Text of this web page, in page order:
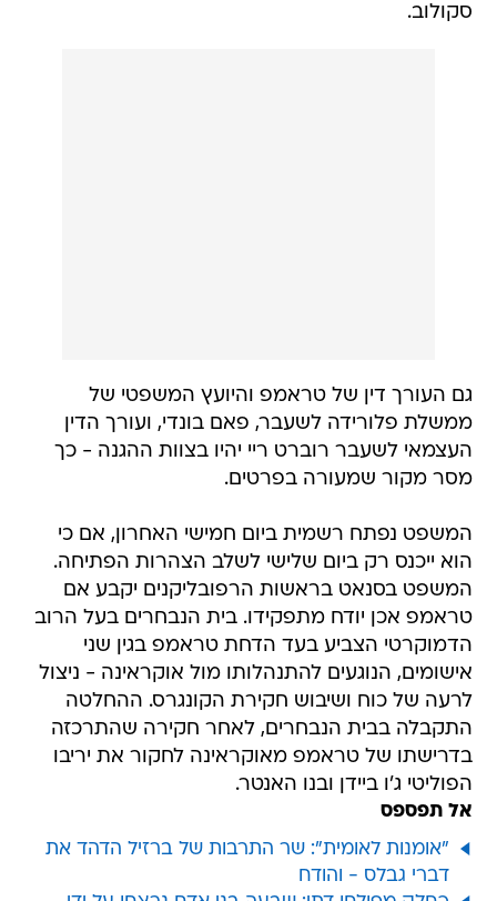
סקולוב.
גם העורך דין של טראמפ והיועץ המשפטי של
ממשלת פלורידה לשעבר, פאם בונדי, ועורך הדין
העצמאי לשעבר רוברט ריי יהיו בצוות ההגנה - כך
מסר מקור שמעורה בפרטים.
המשפט נפתח רשמית ביום חמישי האחרון, אם כי
הוא ייכנס רק ביום שלישי לשלב הצהרות הפתיחה.
המשפט בסנאט בראשות הרפובליקנים יקבע אם
טראמפ אכן יודח מתפקידו. בית הנבחרים בעל הרוב
הדמוקרטי הצביע בעד הדחת טראמפ בגין שני
אישומים, הנוגעים להתנהלותו מול אוקראינה - ניצול
לרעה של כוח ושיבוש חקירת הקונגרס. ההחלטה
התקבלה בבית הנבחרים, לאחר חקירה שהתרכזה
בדרישתו של טראמפ מאוקראינה לחקור את יריבו
הפוליטי ג'ו ביידן ובנו האנטר.
אל תפספס
"אומנות לאומית": שר התרבות של ברזיל הדהד את
דברי גבלס - והודח